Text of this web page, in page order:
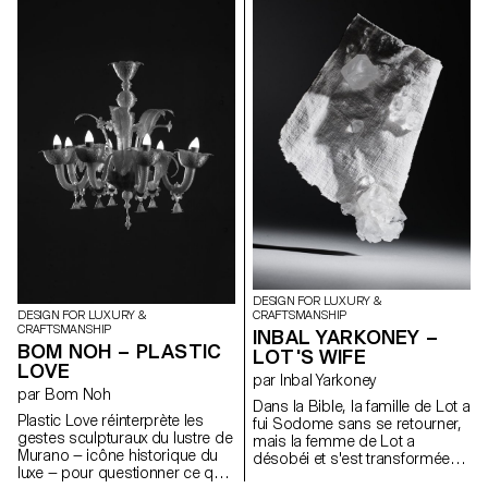
abat-jour modulable. Il suffit de
tourner manuellement la
couronne rotative pour
actionner un système
d’engrenage épicycloïdal, dont
les rouages satellites sont
individuellement fixés aux six
réflecteurs de l’abat-jour. Ce
mécanisme permet d’ajuster à
la fois l’intensité et la
température perçue de la
l’ampoule LED centrale.
compression pour maîtriser le
matériau, en cherchant à
préserver la forme esthétique
née de sa tension intrinsèque.
Le contraste entre le bois
massif rigide et statique et les
courbes fluides et dynamiques
du bois cintré établit un
dialogue silencieux entre
immobilité et mouvement. Ces
états opposés ne sont pas en
conflit, mais coexistent dans un
équilibre délicat — une
expression visuelle et tactile
d'une tension suspendue.
DESIGN FOR LUXURY &
CRAFTSMANSHIP
BOM NOH – PLASTIC
LOVE
par Bom Noh
Plastic Love réinterprète les
gestes sculpturaux du lustre de
Murano — icône historique du
luxe — pour questionner ce que
DESIGN FOR LUXURY &
CRAFTSMANSHIP
INBAL YARKONEY –
LOT'S WIFE
par Inbal Yarkoney
Dans la Bible, la famille de Lot a
fui Sodome sans se retourner,
mais la femme de Lot a
désobéi et s'est transformée